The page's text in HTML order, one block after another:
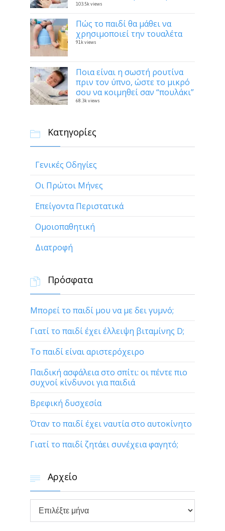
103.5k views
Πώς το παιδί θα μάθει να
χρησιμοποιεί την τουαλέτα
91k views
Ποια είναι η σωστή ρουτίνα
πριν τον ύπνο, ώστε το μικρό
σου να κοιμηθεί σαν “πουλάκι”
68.3k views
 Κατηγορίες
Γενικές Οδηγίες
Οι Πρώτοι Μήνες
Επείγοντα Περιστατικά
Ομοιοπαθητική
Διατροφή
 Πρόσφατα
Μπορεί το παιδί μου να με δει γυμνό;
Γιατί το παιδί έχει έλλειψη βιταμίνης D;
Το παιδί είναι αριστερόχειρο
Παιδική ασφάλεια στο σπίτι: οι πέντε πιο
συχνοί κίνδυνοι για παιδιά
Βρεφική δυσχεσία
Όταν το παιδί έχει ναυτία στο αυτοκίνητο
Γιατί το παιδί ζητάει συνέχεια φαγητό;
 Αρχείο
Αρχείο